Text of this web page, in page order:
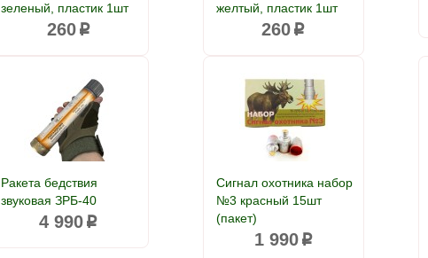
зеленый, пластик 1шт
260p
желтый, пластик 1шт
260 p
Ракета бедствия
звуковая ЗРБ-40
4 990 p
Сигнал охотника набор
№3 красный 15шт
(пакет)
1 990p